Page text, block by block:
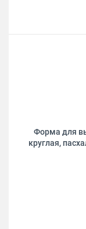
Форма для
круглая,